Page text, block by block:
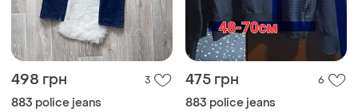
498 грн 3
883 police jeans
475 грн 6
883 police jeans